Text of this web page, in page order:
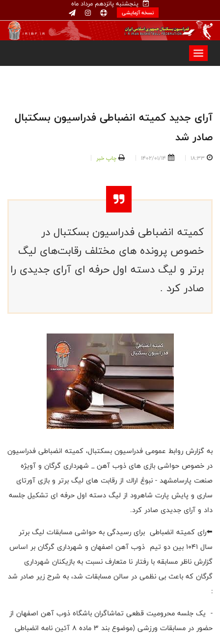
پنجشنبه پانزدهم مرداد ماه
نسخه آزمایشی
آرای جدید کمیته انضباطی فدراسیون بسکتبال
صادر شد
18:33
1402/01/14 چاپ خبر
کمیته انضباطی فدراسیون بسکتبال در
خصوص پرونده های مختلف رقابت‌های لیگ
برتر و لیگ دسته اول حرفه ای آرای جدیدی را
صادر کرد .
به گزارش روابط عمومی فدراسیون بسکتبال، کمیته انضباطی فدراسیون
در خصوص حواشی بازی های ذوب آهن _ شهرداری گرگان و آویژه
صنعت پارسامشهد - نبوغ اراك از رقابت های لیگ برتر و بازی آورتای
ساری و پایش پارت شاهرود از لیگ دسته اول حرفه ای تشکیل جلسه
داد و آرای جدیدی صادر کرد.
⬅️رای کمیته انضباطی برای رسیدگی به حواشی مسابقات لیگ برتر
سال 1041 بین دو تیم ذوب آهن اصفهان و شهرداری گرگان بر اساس
گزارش ناظر مسابقه با رفتار نا متعارف نسبت به بازیکنان شهرداری
گرگان که باعث بی نظمی در سالن مسابقات شد، به شرح زیر صادر شد
:
- یک جلسه محرومیت قطعی تماشاگران باشگاه ذوب آهن اصفهان از
حضور در مسابقات ورزشی (موضوع بند 3 ماده 8 آئین نامه انضباطی